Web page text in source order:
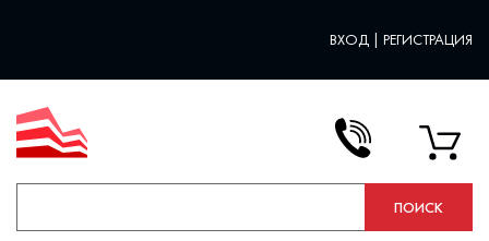
ВХОД | РЕГИСТРАЦИЯ